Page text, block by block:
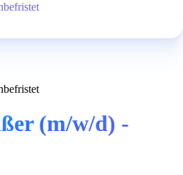
(m/w/d) -